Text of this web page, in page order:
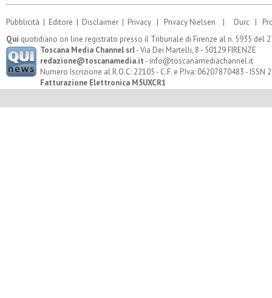
Pubblicità | Editore | Disclaimer | Privacy | Privacy Nielsen | Durc |
Qui quotidiano on line registrato presso il Tribunale di Firenze al n. 5935 del
Toscana Media Channel srl- Via Dei Martelli, 8 - 50129 FIRENZE
redazione@toscanamedia.it - info@toscanamediachannel.it
Numero Iscrizione al R.O.C: 22105 - C.F. e P.Iva: 06207870483 - ISSN
Fatturazione Elettronica M5UXCR1